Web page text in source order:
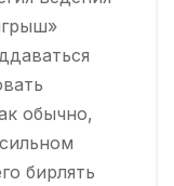
обычно,
бирлять